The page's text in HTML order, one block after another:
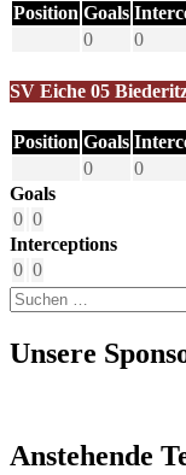
Position Goals
0
0
SV Eiche 05
Position Goals
0
0
Goals
0 0
Interceptions
0 0
Suchen
nach:
Unsere
Anstehende